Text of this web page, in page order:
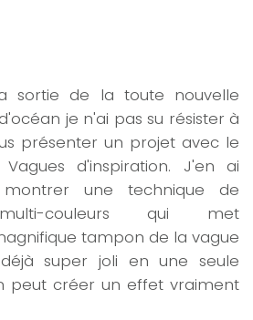
sortie de la toute nouvelle
je n'ai pas su résister à
présenter un projet avec le
d'inspiration. J'en ai
une technique de
couleurs qui met
tampon de la vague
super joli en une seule
peut créer un effet vraiment